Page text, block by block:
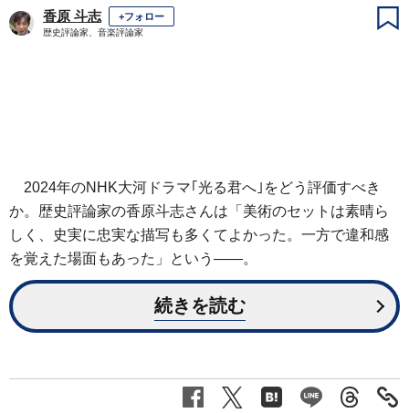
香原 斗志 +フォロー
歴史評論家、音楽評論家
2024年のNHK大河ドラマ｢光る君へ｣をどう評価すべき
か。歴史評論家の香原斗志さんは「美術のセットは素晴ら
しく、史実に忠実な描写も多くてよかった。一方で違和感
を覚えた場面もあった」という――。
続きを読む